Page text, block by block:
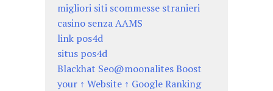
migliori siti scommesse stranieri
casino senza AAMS
link pos4d
situs pos4d
Blackhat Seo@moonalites Boost
your ↑ Website ↑ Google Ranking